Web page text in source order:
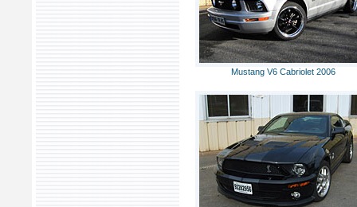
Mustang V6 Cabriolet 2006